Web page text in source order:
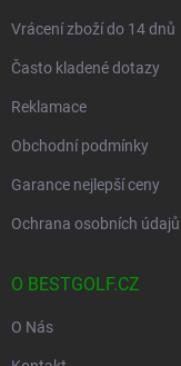
Vrácení zboží do 14 dnů
Často kladené dotazy
Reklamace
Obchodní podmínky
Garance nejlepší ceny
Ochrana osobních údajů
O BESTGOLF.CZ
O Nás